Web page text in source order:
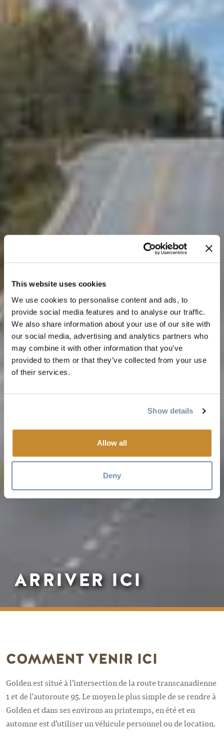
This website uses cookies
We use cookies to personalise content and ads, to
provide social media features and to analyse our traffic.
We also share information about your use of our site with
our social media, advertising and analytics partners who
may combine it with other information that you’ve
provided to them or that they’ve collected from your use
of their services.
Show details
Allow all
Deny
ARRIVER ICI
COMMENT VENIR ICI
Golden est situé à l'intersection de la route transcanadienne
1 et de l'autoroute 95. Le moyen le plus simple de se rendre à
Golden et dans ses environs au printemps, en été et en
automne est d'utiliser un véhicule personnel ou de location.